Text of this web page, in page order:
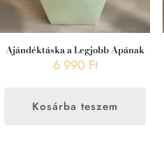
Ajándéktáska a Legjobb Apának
6 990 Ft
Kosárba teszem